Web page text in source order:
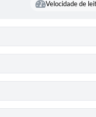
Velocidade de